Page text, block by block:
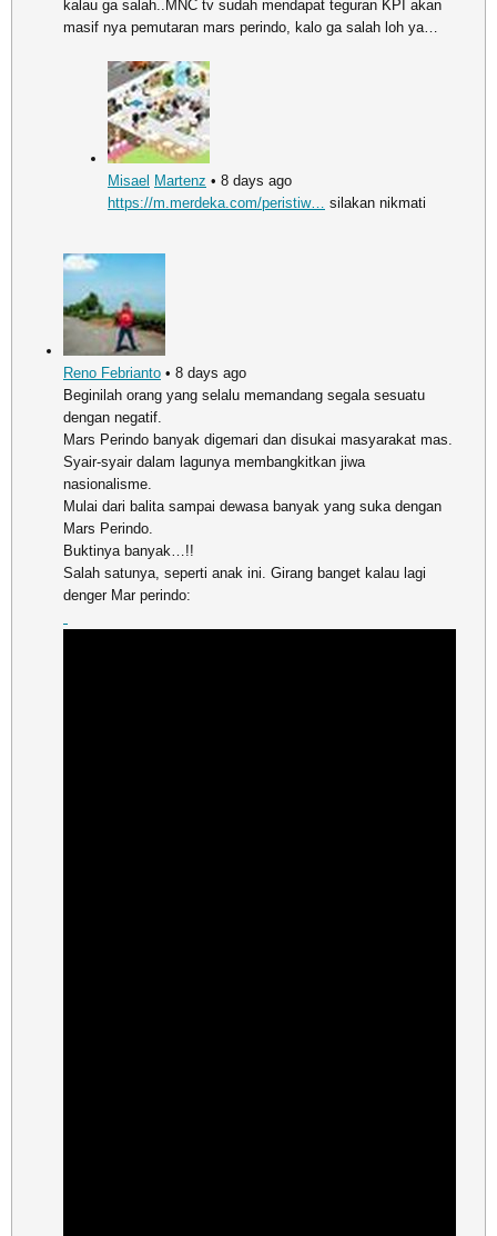
kalau ga salah..MNC tv sudah mendapat teguran KPI akan
masif nya pemutaran mars perindo, kalo ga salah loh ya…
Misael Martenz • 8 days ago
https://m.merdeka.com/peristiw…
silakan nikmati
Reno Febrianto • 8 days ago
Beginilah orang yang selalu memandang segala sesuatu
dengan negatif.
Mars Perindo banyak digemari dan disukai masyarakat mas.
Syair-syair dalam lagunya membangkitkan jiwa
nasionalisme.
Mulai dari balita sampai dewasa banyak yang suka dengan
Mars Perindo.
Buktinya banyak…!!
Salah satunya, seperti anak ini. Girang banget kalau lagi
denger Mar perindo: